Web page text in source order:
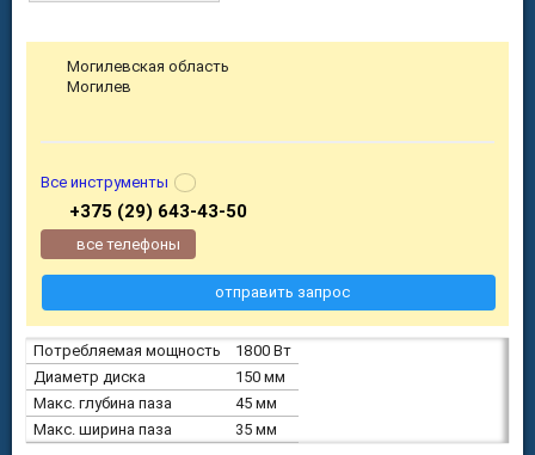
Потребляемая мощность
1800 Вт
Диаметр диска
150 мм
Макс. глубина паза
45 мм
Макс. ширина паза
35 мм
Могилевская область
Могилев
Все инструменты
+375 (29) 643-43-50
все телефоны
отправить запрос